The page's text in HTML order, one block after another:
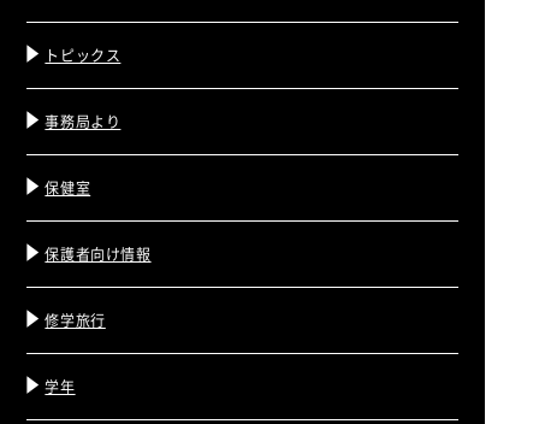
トピックス
事務局より
保健室
保護者向け情報
修学旅行
学年